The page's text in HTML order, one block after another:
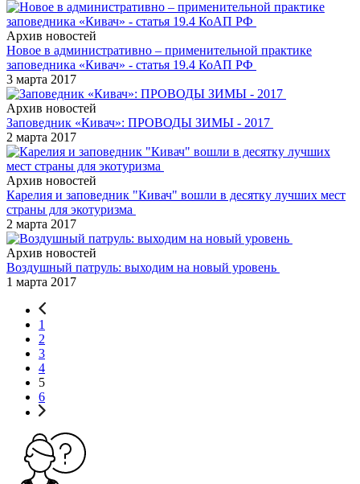
Архив новостей
Новое в административно – применительной практике
заповедника «Кивач» - статья 19.4 КоАП РФ
3 марта 2017
Архив новостей
Заповедник «Кивач»: ПРОВОДЫ ЗИМЫ - 2017
2 марта 2017
Архив новостей
Карелия и заповедник "Кивач" вошли в десятку лучших мест
страны для экотуризма
2 марта 2017
Архив новостей
Воздушный патруль: выходим на новый уровень
1 марта 2017
1
2
3
4
5
6